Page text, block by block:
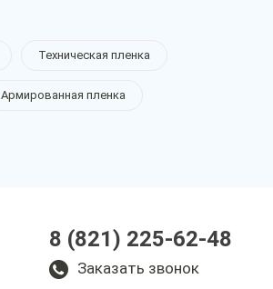
Техническая пленка
Армированная пленка
8 (821) 225-62-48
Заказать звонок